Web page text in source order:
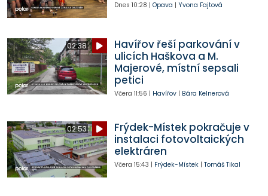
Dnes 10:28 | Opava | Yvona Fajtová
02:38
Havířov řeší parkování v
ulicích Haškova a M.
Majerové, místní sepsali
petici
Včera 11:56 | Havířov| Bára Kelnerová
02:53
Frýdek-Místek pokračuje v
instalaci fotovoltaických
elektráren
Včera 15:43 | Frýdek-Místek| Tomáš Tikal